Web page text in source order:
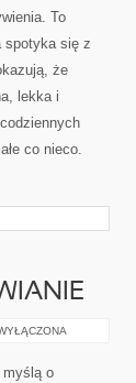
To
spotyka się z
że
lekka i
co nieco.
myślą o